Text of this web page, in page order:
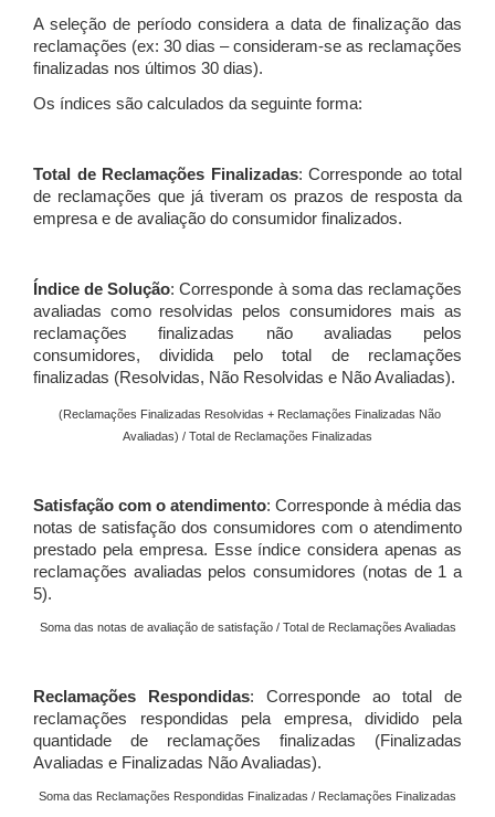
A seleção de período considera a data de finalização das
reclamações (ex: 30 dias – consideram-se as reclamações
finalizadas nos últimos 30 dias).
Os índices são calculados da seguinte forma:
Total de Reclamações Finalizadas: Corresponde ao total
de reclamações que já tiveram os prazos de resposta da
empresa e de avaliação do consumidor finalizados.
Índice de Solução: Corresponde à soma das reclamações
avaliadas como resolvidas pelos consumidores mais as
reclamações finalizadas não avaliadas pelos
consumidores, dividida pelo total de reclamações
finalizadas (Resolvidas, Não Resolvidas e Não Avaliadas).
(Reclamações Finalizadas Resolvidas + Reclamações Finalizadas Não
Avaliadas) / Total de Reclamações Finalizadas
Satisfação com o atendimento: Corresponde à média das
notas de satisfação dos consumidores com o atendimento
prestado pela empresa. Esse índice considera apenas as
reclamações avaliadas pelos consumidores (notas de 1 a
5).
Soma das notas de avaliação de satisfação / Total de Reclamações Avaliadas
Reclamações Respondidas: Corresponde ao total de
reclamações respondidas pela empresa, dividido pela
quantidade de reclamações finalizadas (Finalizadas
Avaliadas e Finalizadas Não Avaliadas).
Soma das Reclamações Respondidas Finalizadas / Reclamações Finalizadas